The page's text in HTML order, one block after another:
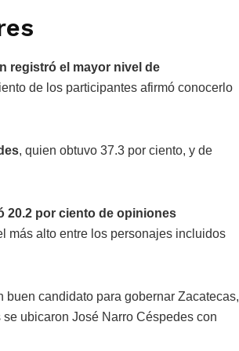
registró el mayor nivel de
de los participantes afirmó conocerlo
, quien obtuvo 37.3 por ciento, y de
20.2 por ciento de opiniones
más alto entre los personajes incluidos
candidato para gobernar Zacatecas,
se ubicaron José Narro Céspedes con